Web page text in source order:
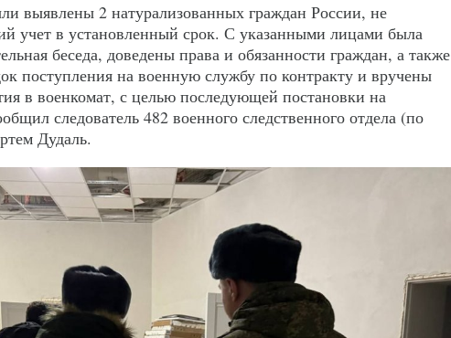
выявлены 2 натурализованных граждан России, не
учет в установленный срок. С указанными лицами была
беседа, доведены права и обязанности граждан, а также
поступления на военную службу по контракту и вручены
в военкомат, с целью последующей постановки на
следователь 482 военного следственного отдела (по
Дудаль.